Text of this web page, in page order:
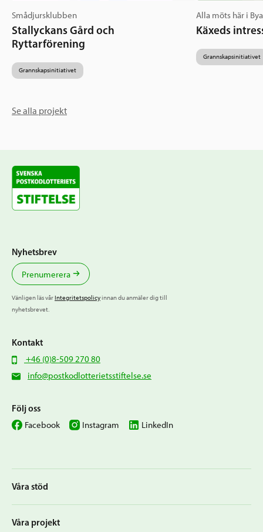
Smådjursklubben
Stallyckans Gård och
Ryttarförening
Grannskapsinitiativet
Alla möts här i
Käxeds
Grannskapsinitiativet
Se alla projekt
Våra stöd
Våra projekt
Nyhetsbrev
Prenumerera
Vänligen läs vårIntegritetspolicyinnan du anmäler dig till
nyhetsbrevet.
Kontakt
+46 (0)8-509 270 80
info@postkodlotterietsstiftelse.se
Följ oss
Facebook Instagram LinkedIn